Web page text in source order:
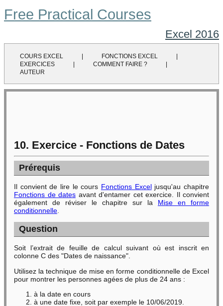
Free Practical Courses
Excel 2016
COURS EXCEL | FONCTIONS EXCEL
|
EXERCICES
| COMMENT FAIRE ?
|
AUTEUR
10. Exercice - Fonctions de Dates
Prérequis
Il convient de lire le cours Fonctions Exceljusqu'au chapitre
Fonctions de dates avant d'entamer cet exercice. Il convient
également de réviser le chapitre sur la Mise en forme
conditionnelle.
Question
Soit l’extrait de feuille de calcul suivant où est inscrit en
colonne C des "Dates de naissance".
Utilisez la technique de mise en forme conditionnelle de Excel
pour montrer les personnes agées de plus de 24 ans :
à la date en cours
à une date fixe, soit par exemple le 10/06/2019.